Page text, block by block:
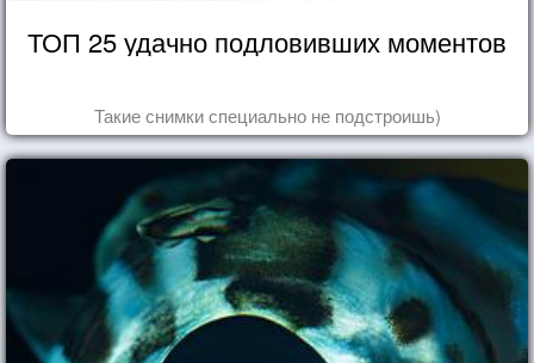
ТОП 25 удачно подловивших моментов
Такие снимки специально не подстроишь)